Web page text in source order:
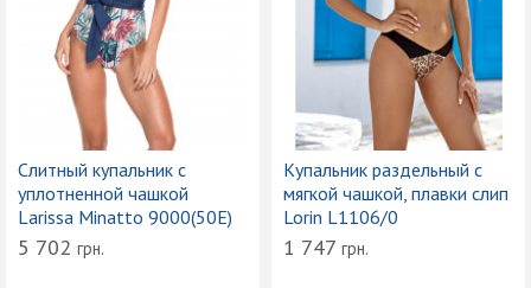
Слитный купальник с
уплотненной чашкой
Larissa Minatto 9000(50Е)
5 702 грн.
Купальник раздельный с
мягкой чашкой, плавки слип
Lorin L1106/0
1 747 грн.